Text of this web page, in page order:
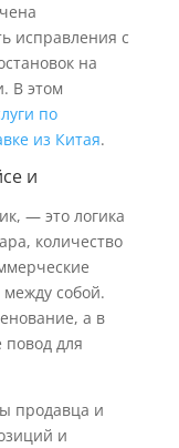
исправления с
на
В этом
по
из Китая.
и
— это логика
количество
собой.
а в
повод для
продавца и
и